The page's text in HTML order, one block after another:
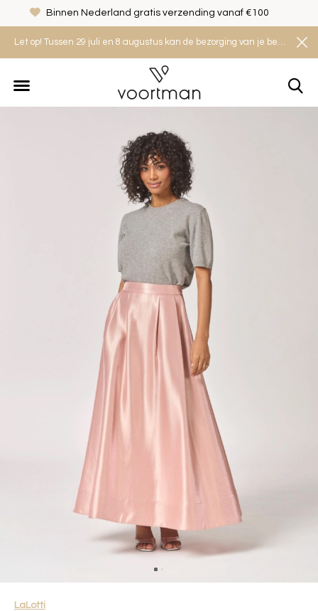
Let op! Tussen 29 juli en 8 augustus kan de bezorging van je bestelling iets langer duren. Houd rekening met een levertijd van 2 tot 4 werkdagen.
Binnen Nederland gratis verzending vanaf €100
LaLotti